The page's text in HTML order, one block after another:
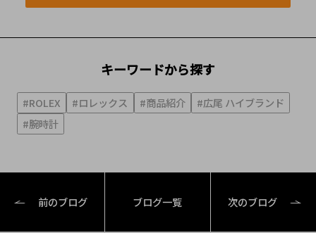
キーワードから探す
#ROLEX #ロレックス #商品紹介
#広尾 ハイブランド
#腕時計
前のブログ ブログ一覧 次のブログ